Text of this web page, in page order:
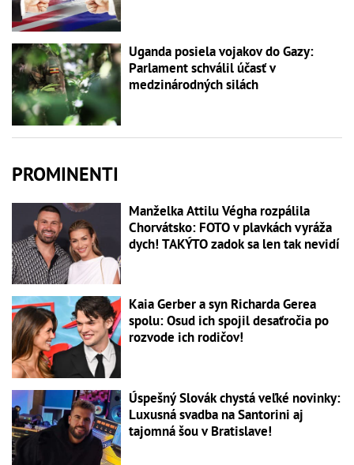
Uganda posiela vojakov do Gazy:
Parlament schválil účasť v
medzinárodných silách
PROMINENTI
Manželka Attilu Végha rozpálila
Chorvátsko: FOTO v plavkách vyráža
dych! TAKÝTO zadok sa len tak nevidí
Kaia Gerber a syn Richarda Gerea
spolu: Osud ich spojil desaťročia po
rozvode ich rodičov!
Úspešný Slovák chystá veľké novinky:
Luxusná svadba na Santorini aj
tajomná šou v Bratislave!